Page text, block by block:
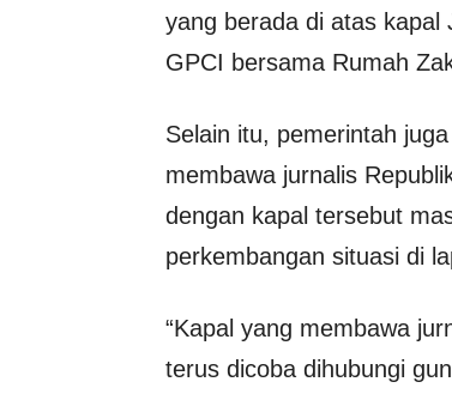
yang berada di atas kapal
GPCI bersama Rumah
Selain itu, pemerintah
membawa jurnalis
dengan kapal tersebut
perkembangan situasi di
“Kapal yang membawa
terus dicoba dihubungi